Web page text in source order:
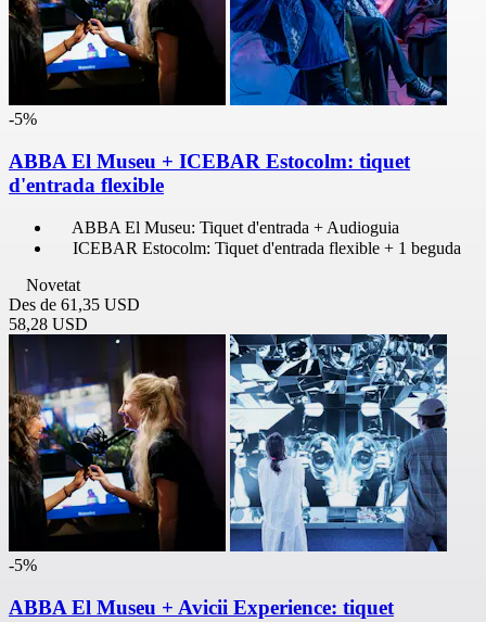
-5%
ABBA El Museu + ICEBAR Estocolm: tiquet
d'entrada flexible
ABBA El Museu: Tiquet d'entrada + Audioguia
ICEBAR Estocolm: Tiquet d'entrada flexible + 1 beguda
Novetat
Des de 61,35 USD
58,28 USD
-5%
ABBA El Museu + Avicii Experience: tiquet